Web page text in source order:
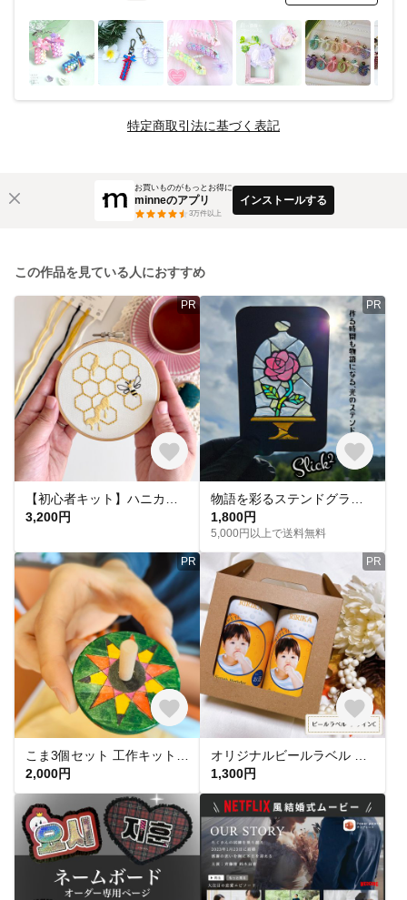
特定商取引法に基づく表記
お買いものがもっとお得に
minneのアプリ
3万件以上
インストールする
この作品を見ている人におすすめ
PR
3,200円
PR
1,800円
5,000円以上で送料無料
PR
2,000円
PR
1,300円